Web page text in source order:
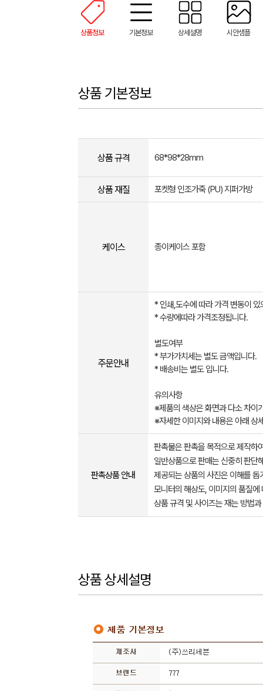
상품정보 기본정보 상세설명 시안샘플
상품 기본정보
상품 규격 68*98*28mm
상품 재질 포켓형 인조가죽 (PU) 지퍼가방
케이스 종이케이스 포함
주문안내
* 인쇄,도수에 따라 가격 변동이
* 수량에따라 가격조정됩니다.
별도여부
* 부가가치세는 별도 금액입니다.
* 배송비는 별도 입니다.
유의사항
※제품의 색상은 화면과 다소 차이
※자세한 이미지와 내용은 아래 상
판촉상품 안내
판촉물은 판촉을 목적으로 제작하
일반상품으로 판매는 신중히 판단
제공되는 상품의 사진은 이해를
모니터의 해상도, 이미지의 품질
상품 규격 및 사이즈는 재는 방법
상품 상세설명